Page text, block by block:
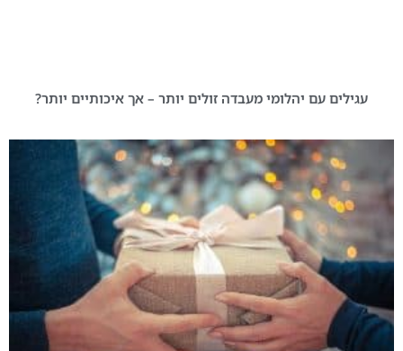
עגילים עם יהלומי מעבדה זולים יותר – אך איכותיים יותר?